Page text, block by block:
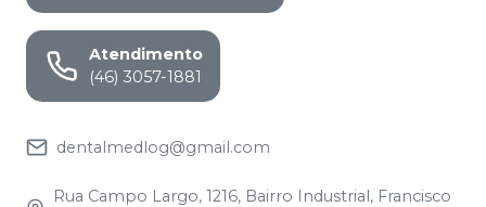
Atendimento
(46) 3057-1881
dentalmedlog@gmail.com
Rua Campo Largo, 1216, Bairro Industrial, Francisco